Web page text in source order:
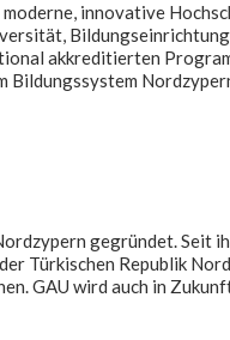
innovative
akkreditierten
Bildungssystem
gegründet. Seit
Türkischen Republik
GAU wird auch in